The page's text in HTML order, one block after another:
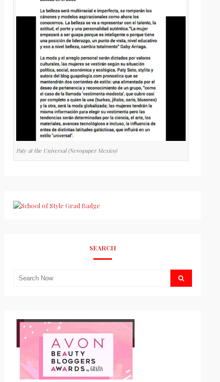
Paty at the Universal (Newspaper Mexico)
SEARCH